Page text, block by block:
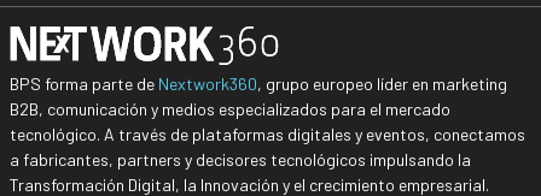
BPS forma parte de Nextwork360, grupo europeo líder en marketing
B2B, comunicación y medios especializados para el mercado
tecnológico. A través de plataformas digitales y eventos, conectamos
a fabricantes, partners y decisores tecnológicos impulsando la
Transformación Digital, la Innovación y el crecimiento empresarial.